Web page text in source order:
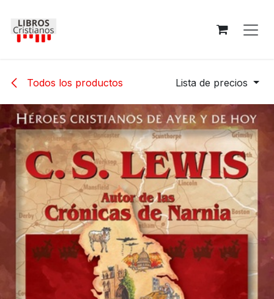
Todos los productos Lista de precios